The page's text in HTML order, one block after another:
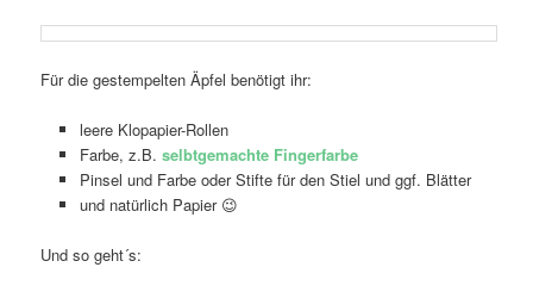
Für die gestempelten Äpfel benötigt ihr:
leere Klopapier-Rollen
Farbe, z.B. selbtgemachte Fingerfarbe
Pinsel und Farbe oder Stifte für den Stiel und ggf. Blätter
und natürlich Papier 😉
Und so geht´s: